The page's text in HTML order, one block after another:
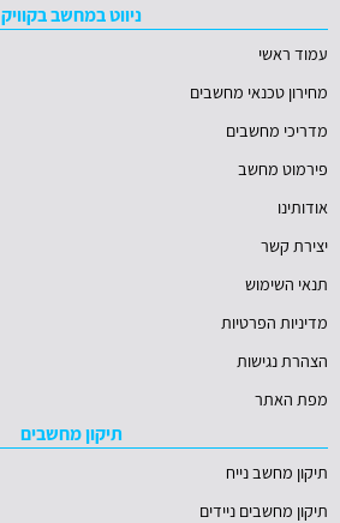
ניווט במחשב בקוויק
עמוד ראשי
מחירון טכנאי מחשבים
מדריכי מחשבים
פירמוט מחשב
אודותינו
יצירת קשר
תנאי השימוש
מדיניות הפרטיות
הצהרת נגישות
מפת האתר
תיקון מחשבים
תיקון מחשב נייח
תיקון מחשבים ניידים